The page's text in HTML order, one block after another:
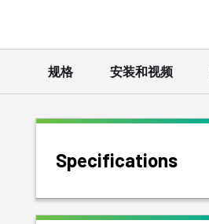
规格 安装和视频
Specifications